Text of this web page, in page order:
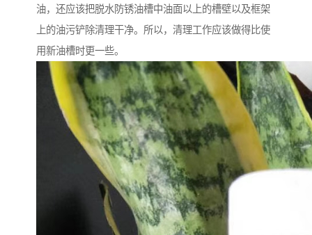
油，还应该把脱水防锈油槽中油面以上的槽壁以及框架
上的油污铲除清理干净。所以，清理工作应该做得比使
用新油槽时更一些。